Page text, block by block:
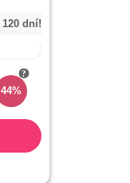
120 dní!
44%